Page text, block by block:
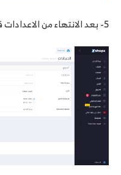
5- بعد الانتهاء من الاعدادات قم بعمل حفظ